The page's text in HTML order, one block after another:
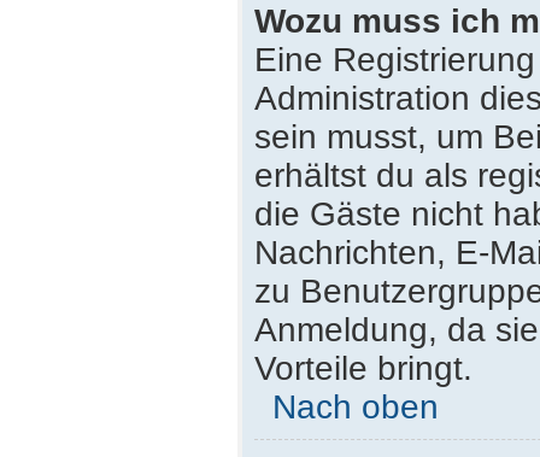
Wozu muss ich
Eine
Administration
sein musst, um
erhältst du als
die Gäste nicht
Nachrichten, E-
zu
Anmeldung, da
Vorteile bringt.
Nach oben